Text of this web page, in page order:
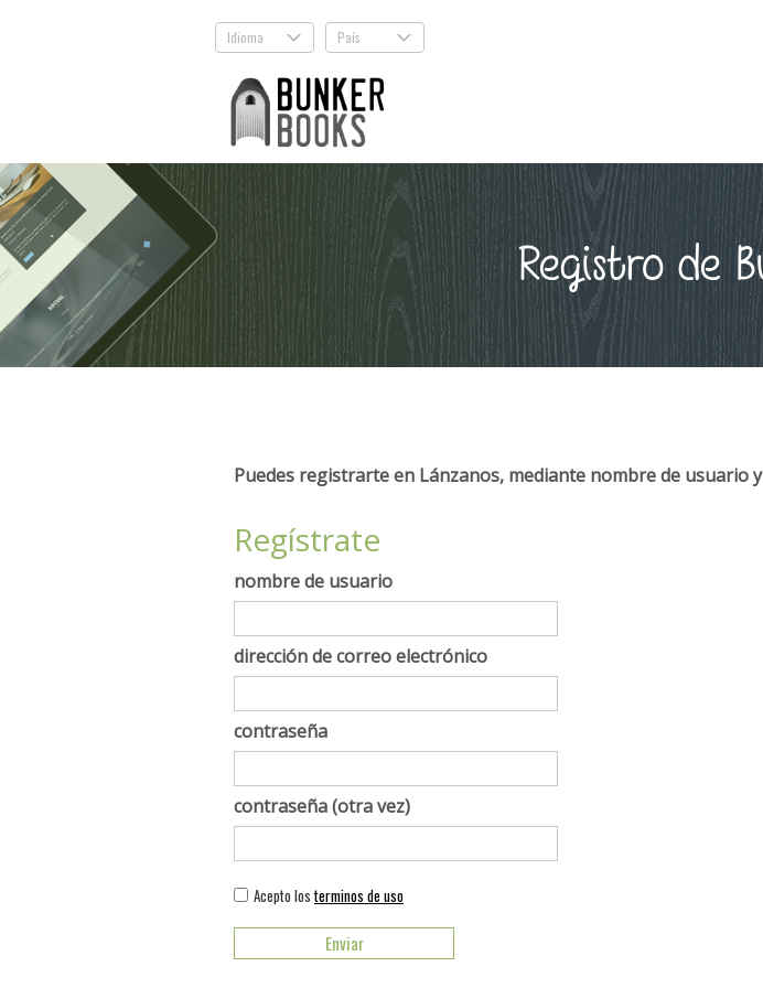
Idioma . País .
Registro de
Puedes registrarte en Lánzanos, mediante nombre de usuario
Regístrate
nombre de usuario
dirección de correo electrónico
contraseña
contraseña (otra vez)
Acepto los terminos de uso